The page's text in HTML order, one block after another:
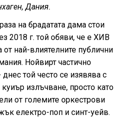
Дания.
на брадатата дама стои
2018 г. той обяви, че е ХИВ
най-влиятелните публични
Нойвирт частично
той често се изявява с
излъчване, просто като
от големите оркестрови
електро-поп и синт-уейв.